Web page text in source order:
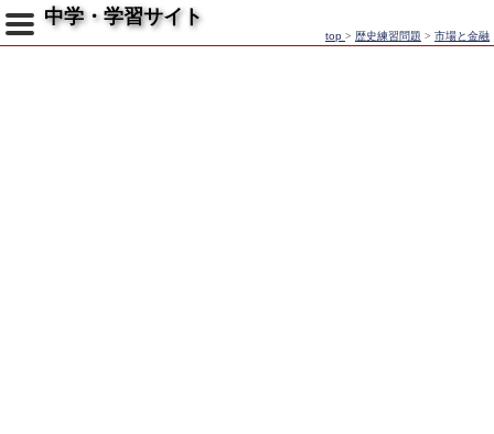
中学・学習サイト
top > 歴史練習問題 > 市場と金融